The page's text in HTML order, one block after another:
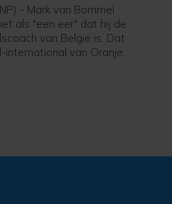
- Mark van Bommel
als "een eer" dat hij de
van België is. Dat
international van Oranje